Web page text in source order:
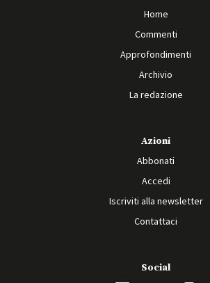
Home
Commenti
Approfondimenti
Archivio
La redazione
Azioni
Abbonati
Accedi
Iscriviti alla newsletter
Contattaci
Social